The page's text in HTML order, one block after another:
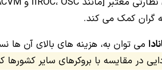
گران کمک می کند.
می توان به، هزینه های بالای آن ها
در مقایسه با بروکرهای سایر